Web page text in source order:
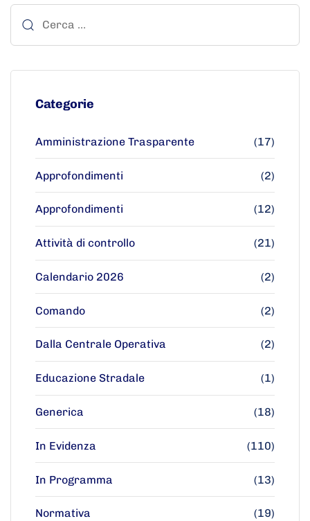
Categorie
Amministrazione Trasparente (17)
Approfondimenti (2)
Approfondimenti (12)
Attività di controllo (21)
Calendario 2026 (2)
Comando (2)
Dalla Centrale Operativa (2)
Educazione Stradale (1)
Generica (18)
In Evidenza (110)
In Programma (13)
Normativa (19)